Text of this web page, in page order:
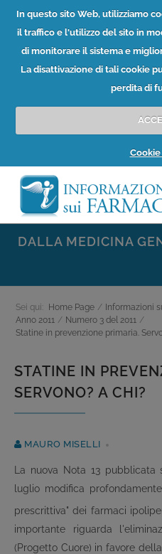
In questo sito Web, utilizziamo
il traffico e l'utilizzo del sito in
di monitorare il sistema e
La disattivazione di tali cookie
perdita di
DALLA MEDICINA
Sei qui: Home Page / Informazioni
Anno 2011 / Numero 3 del 2011 /
Statine in prevenzione primaria.
STATINE IN
SERVONO? A CHI?
MAURO MISELLI
La nuova Nota 13
luglio modifica
prescrittiva" dei farmaci
importante riguarda
(Progetto Cuore) in favore